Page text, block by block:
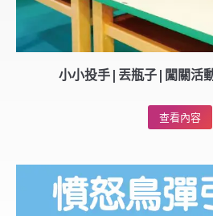
小小投手|丟瓶子|闖關活
查看內容